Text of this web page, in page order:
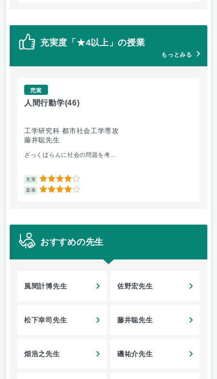
充実度「★4以上」の授業
もっとみる
充実
人間行動学(46)
工学研究科 都市社会工学専攻
藤井聡先生
ざっくばらんに社会の問題を考...
充実 4
楽単 4
おすすめの先生
風間計博先生 佐野宏先生
松下幸司先生 藤井聡先生
畑浩之先生 磯祐介先生